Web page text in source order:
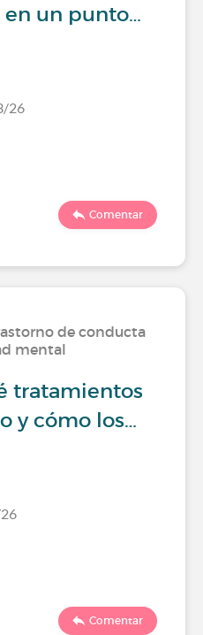
un punto…
26
Comentar
de conducta
mental
tratamientos
y cómo los…
Comentar